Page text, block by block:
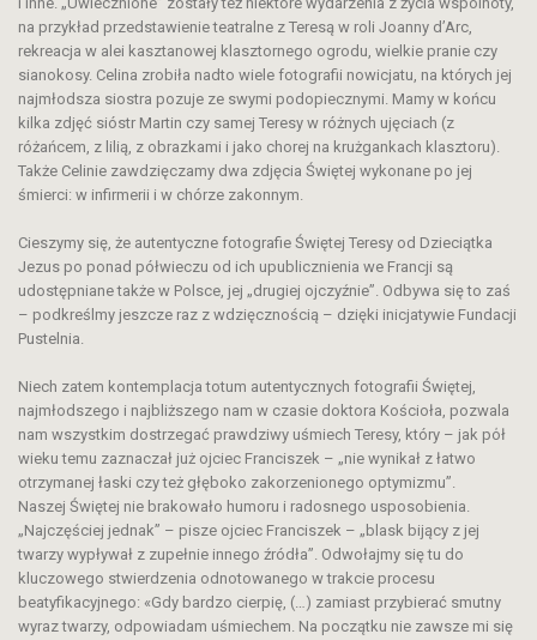
na przykład przedstawienie teatralne z Teresą w roli Joanny d’Arc,
rekreacja w alei kasztanowej klasztornego ogrodu, wielkie pranie czy
sianokosy. Celina zrobiła nadto wiele fotografii nowicjatu, na których jej
najmłodsza siostra pozuje ze swymi podopiecznymi. Mamy w końcu
kilka zdjęć sióstr Martin czy samej Teresy w różnych ujęciach (z
różańcem, z lilią, z obrazkami i jako chorej na krużgankach klasztoru).
Także Celinie zawdzięczamy dwa zdjęcia Świętej wykonane po jej
śmierci: w infirmerii i w chórze zakonnym.
Cieszymy się, że autentyczne fotografie Świętej Teresy od Dzieciątka
Jezus po ponad półwieczu od ich upublicznienia we Francji są
udostępniane także w Polsce, jej „drugiej ojczyźnie”. Odbywa się to zaś
– podkreślmy jeszcze raz z wdzięcznością – dzięki inicjatywie Fundacji
Pustelnia.
Niech zatem kontemplacja totum autentycznych fotografii Świętej,
najmłodszego i najbliższego nam w czasie doktora Kościoła, pozwala
nam wszystkim dostrzegać prawdziwy uśmiech Teresy, który – jak pόł
wieku temu zaznaczał już ojciec Franciszek – „nie wynikał z łatwo
otrzymanej łaski czy też głęboko zakorzenionego optymizmu”.
Naszej Świętej nie brakowało humoru i radosnego usposobienia.
„Najczęściej jednak” – pisze ojciec Franciszek – „blask bijący z jej
twarzy wypływał z zupełnie innego źródła”. Odwołajmy się tu do
kluczowego stwierdzenia odnotowanego w trakcie procesu
beatyfikacyjnego: «Gdy bardzo cierpię, (…) zamiast przybierać smutny
wyraz twarzy, odpowiadam uśmiechem. Na początku nie zawsze mi się